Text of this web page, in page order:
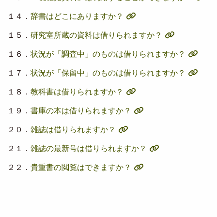
１４． 辞書はどこにありますか？
１５． 研究室所蔵の資料は借りられますか？
１６． 状況が「調査中」のものは借りられますか？
１７． 状況が「保留中」のものは借りられますか？
１８． 教科書は借りられますか？
１９． 書庫の本は借りられますか？
２０． 雑誌は借りられますか？
２１． 雑誌の最新号は借りられますか？
２２． 貴重書の閲覧はできますか？